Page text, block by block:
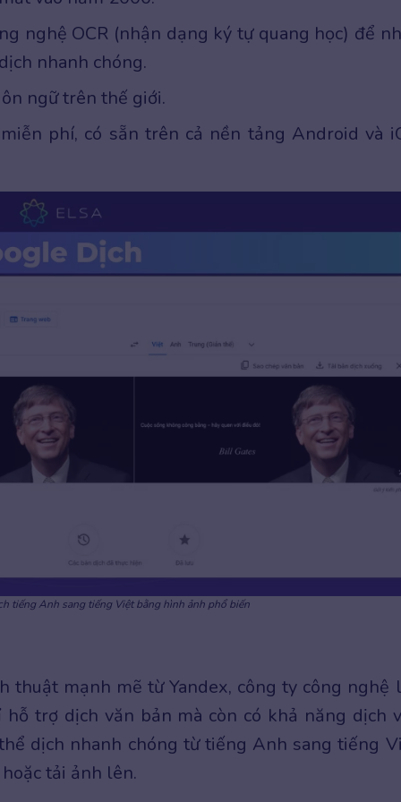
nghệ OCR (nhận dạng ký tự quang học) để
nhanh chóng.
ngữ trên thế giới.
phí, có sẵn trên cả nền tảng Android và
tiếng Anh sang tiếng Việt bằng hình ảnh phổ biến
thuật mạnh mẽ từ Yandex, công ty công nghệ
hỗ trợ dịch văn bản mà còn có khả năng dịch
dịch nhanh chóng từ tiếng Anh sang tiếng
tải ảnh lên.